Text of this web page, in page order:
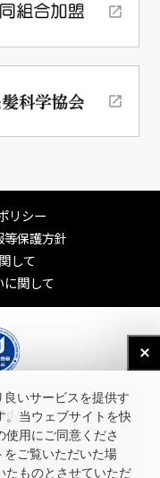
リシー
保護方針
して
関して
いサービスを提供す
。当ウェブサイトを快
用にご同意くださ
をご覧いただいた場
たものとさせていただ